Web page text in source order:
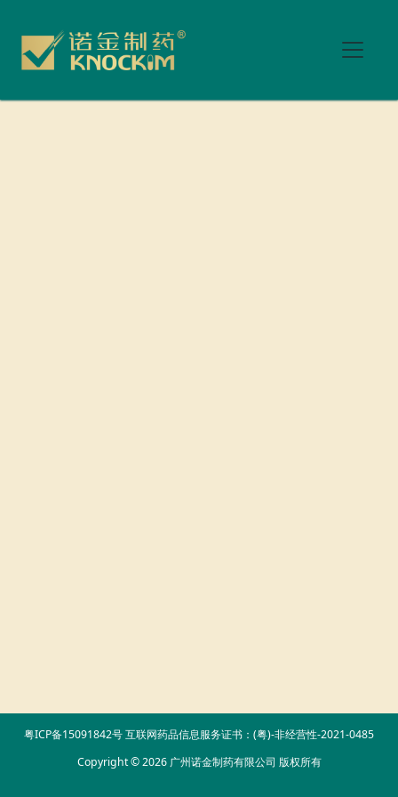
粤ICP备15091842号互联网药品信息服务证书：(粤)-非经营性-2021-0485
Copyright © 2026 广州诺金制药有限公司 版权所有